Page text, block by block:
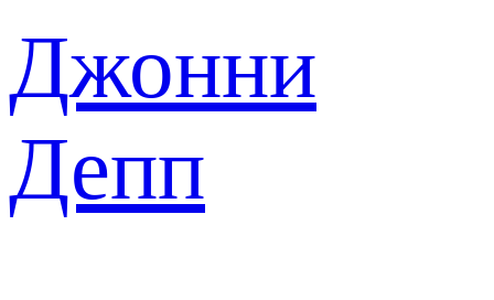
Джонни
Депп